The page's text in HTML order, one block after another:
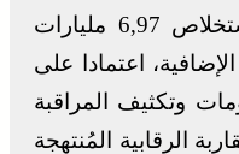
في المائة؛ ما أسفر عن استخلاص 6,97 مليارات
اعتمادا على
وتكثيف المراقبة
الرقابية المُنتهجة